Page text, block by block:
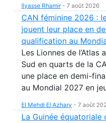
Ilyasse Rhamir- 7 août 2026
CAN féminine 2026 :
jouent leur place en
qualification au
Les Lionnes de l’Atlas
Sud en quarts de la
une place en demi-
au Mondial 2027 en
El Mehdi El Azhary - 7 août
La Guinée